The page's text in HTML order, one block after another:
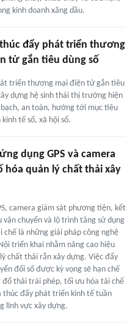
kinh doanh xăng dầu.
đẩy phát triển thương
tử gắn tiêu dùng số
triển thương mại điện tử gắn tiêu
dựng hệ sinh thái thị trường hiện
an toàn, hướng tới mục tiêu
tế số, xã hội số.
dụng GPS và camera
hóa quản lý chất thải xây
camera giám sát phương tiện, kết
vận chuyển và lộ trình tăng sử dụng
chế là những giải pháp công nghệ
triển khai nhằm nâng cao hiệu
chất thải rắn xây dựng. Việc đẩy
đổi số được kỳ vọng sẽ hạn chế
thải trái phép, tối ưu hóa tái chế
thúc đẩy phát triển kinh tế tuần
lĩnh vực xây dựng.